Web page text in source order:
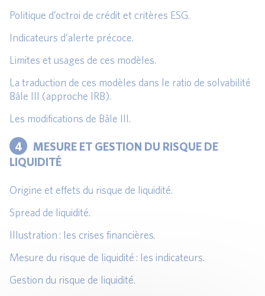
Politique d’octroi de crédit et critères ESG.
Indicateurs d’alerte précoce.
Limites et usages de ces modèles.
La traduction de ces modèles dans le ratio de solvabilité
Bâle III (approche IRB).
Les modifications de Bâle III.
4
MESURE ET GESTION DU RISQUE DE
LIQUIDITÉ
Origine et effets du risque de liquidité.
Spread de liquidité.
Illustration : les crises financières.
Mesure du risque de liquidité : les indicateurs.
Gestion du risque de liquidité.